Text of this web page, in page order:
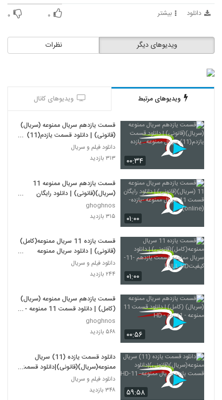
دانلود بیشتر ۰ ۰
نظرات ویدیوهای دیگر
ویدیوهای مرتبط ویدیوهای کانال
۰۰:۳۴
قسمت یازدهم سریال ممنوعه (سریال)
(قانونی) | دانلود قسمت یازدم(11)
سریال ممنوعه . یازده
دانلود فیلم و سریال
۳۱۳ بازدید
۰۱:۰۰
قسمت یازدهم سریال ممنوعه 11
(سریال)(قانونی) | دانلود رایگان
قسمت 11 سریال ممنوعه -یازده-
(online)
ghoghnos
۳۱۵ بازدید
۰۱:۰۰
قسمت یازده 11 سریال ممنوعه(کامل)
(قانونی) | دانلود سریال ممنوعه
قسمت یازدهم -11-کیفیتFULL HD
دانلود فیلم و سریال
۲۴۴ بازدید
۰۰:۵۶
قسمت یازدهم سریال ممنوعه (سریال)
(کامل) | دانلود قسمت 11 ممنوعه -
11- ده - HD
ghoghnos
۵۶۸ بازدید
۵۹:۵۸
دانلود قسمت یازده (11) سریال
ممنوعه(سریال)(قانونی)|دانلود قسمت
یازده سریال ممنوعه- 11-HD
دانلود فیلم و سریال
۳۴۸ بازدید